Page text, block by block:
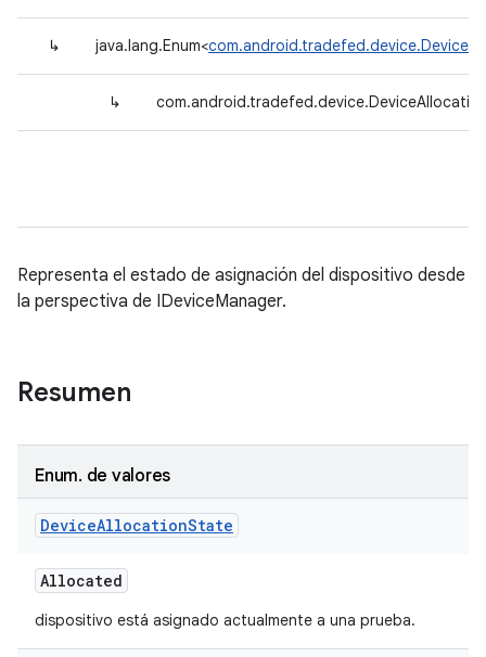
↳ java.lang.Enum<
↳
Representa el estado de asignación del dispositivo desde
la perspectiva de IDeviceManager.
Resumen
Enum. de valores
DeviceAllocationState
Allocated
dispositivo está asignado actualmente a una prueba.